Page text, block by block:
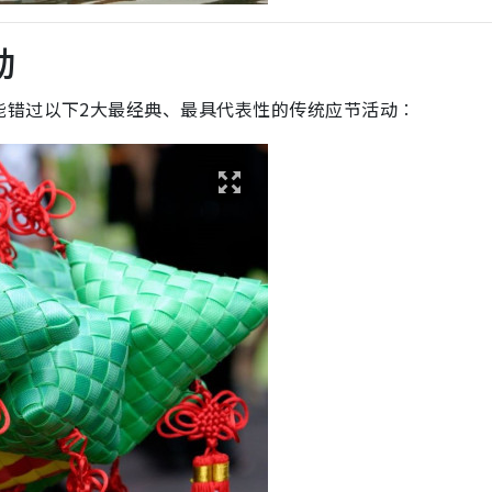
过以下2大最经典、最具代表性的传统应节活动︰